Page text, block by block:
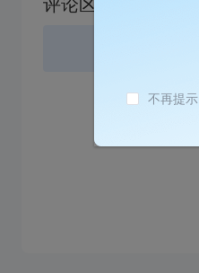
失
评论区
不再提示